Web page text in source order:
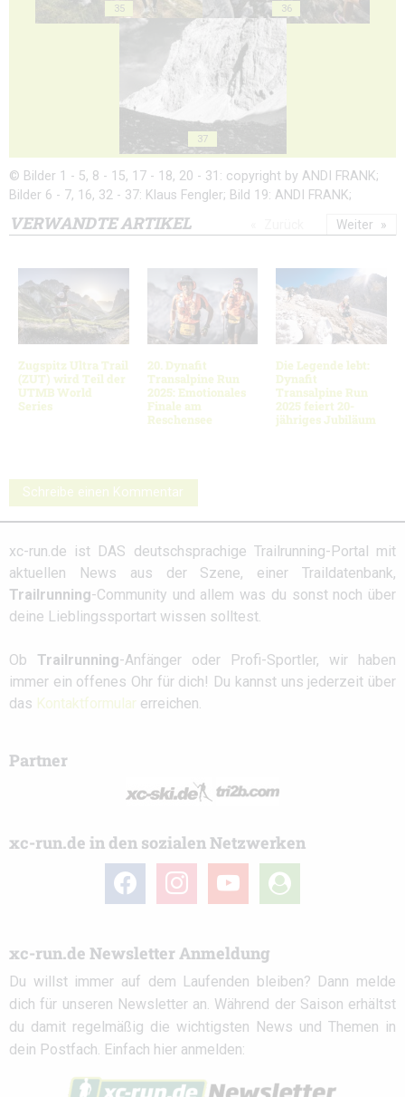
35 36
37
© Bilder 1 - 5, 8 - 15, 17 - 18, 20 - 31: copyright by ANDI FRANK;
Bilder 6 - 7, 16, 32 - 37: Klaus Fengler; Bild 19: ANDI FRANK;
VERWANDTE ARTIKEL
Zugspitz Ultra Trail
(ZUT) wird Teil der
UTMB World
Series
20. Dynafit
Transalpine Run
2025: Emotionales
Finale am
Reschensee
Die Legende lebt:
Dynafit
Transalpine Run
2025 feiert 20-
jähriges Jubiläum
Weiter
Schreibe einen Kommentar
xc-run.de ist DAS deutschsprachige Trailrunning-Portal mit
aktuellen News aus der Szene, einer Traildatenbank,
Trailrunning-Community und allem was du sonst noch über
deine Lieblingssportart wissen solltest.
Ob Trailrunning-Anfänger oder Profi-Sportler, wir haben
immer ein offenes Ohr für dich! Du kannst uns jederzeit über
das Kontaktformular erreichen.
Partner
xc-run.de in den sozialen Netzwerken
facebook instagramyoutube
user-
circle
xc-run.de Newsletter Anmeldung
Du willst immer auf dem Laufenden bleiben? Dann melde
dich für unseren Newsletter an. Während der Saison erhältst
du damit regelmäßig die wichtigsten News und Themen in
dein Postfach. Einfach hier anmelden: